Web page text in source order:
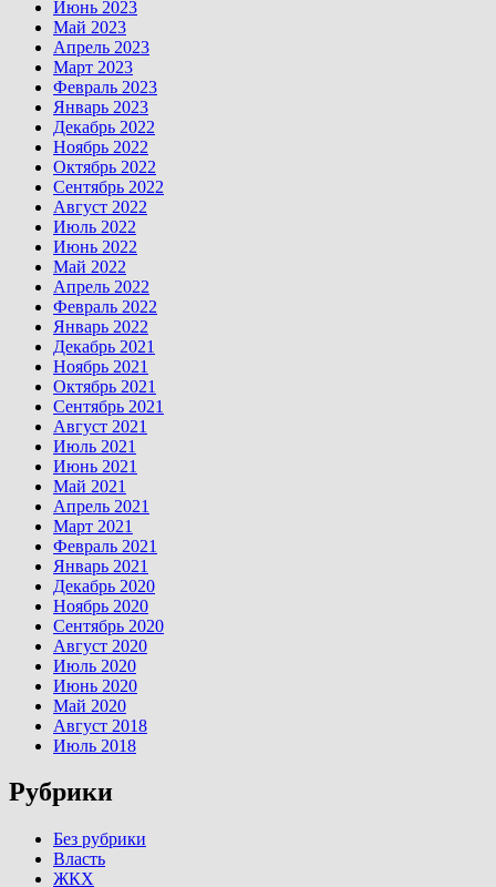
Июнь 2023
Май 2023
Апрель 2023
Март 2023
Февраль 2023
Январь 2023
Декабрь 2022
Ноябрь 2022
Октябрь 2022
Сентябрь 2022
Август 2022
Июль 2022
Июнь 2022
Май 2022
Апрель 2022
Февраль 2022
Январь 2022
Декабрь 2021
Ноябрь 2021
Октябрь 2021
Сентябрь 2021
Август 2021
Июль 2021
Июнь 2021
Май 2021
Апрель 2021
Март 2021
Февраль 2021
Январь 2021
Декабрь 2020
Ноябрь 2020
Сентябрь 2020
Август 2020
Июль 2020
Июнь 2020
Май 2020
Август 2018
Июль 2018
Рубрики
Без рубрики
Власть
ЖКХ